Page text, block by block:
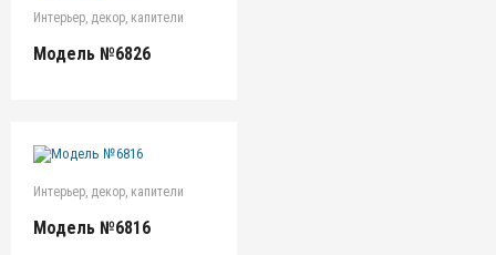
Интерьер, декор, капители
Модель №6826
Интерьер, декор, капители
Модель №6816